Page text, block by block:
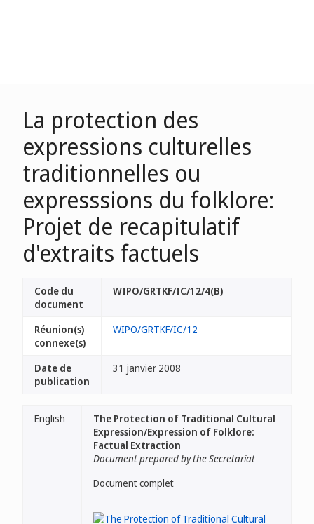
La protection des
expressions culturelles
traditionnelles ou
expresssions du folklore:
Projet de recapitulatif
d'extraits factuels
Code du
document
WIPO/GRTKF/IC/12/4(B)
Réunion(s)
connexe(s)
WIPO/GRTKF/IC/12
Date de
publication
31 janvier 2008
English
The Protection of Traditional Cultural
Expression/Expression of Folklore:
Factual Extraction
Document prepared by the Secretariat
Document complet